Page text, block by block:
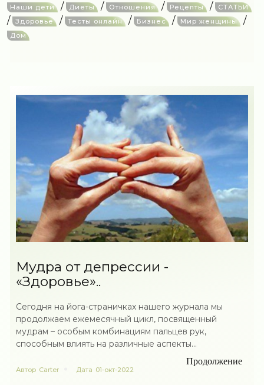
Наши дети / Диеты / Отношения / Рецепты / СТАТЬИ
/ Здоровье / Тесты онлайн / Бизнес / Мир женщины /
Дом
Мудра от депрессии -
«Здоровье»..
Сегодня на йога-страничках нашего журнала мы
продолжаем ежемесячный цикл, посвященный
мудрам – особым комбинациям пальцев рук,
способным влиять на различные аспекты...
Продолжение
Автор Carter Дата 01-окт-2022